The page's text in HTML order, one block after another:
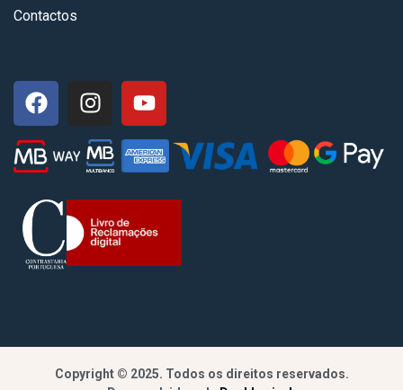
Contactos
Copyright © 2025. Todos os direitos reservados.